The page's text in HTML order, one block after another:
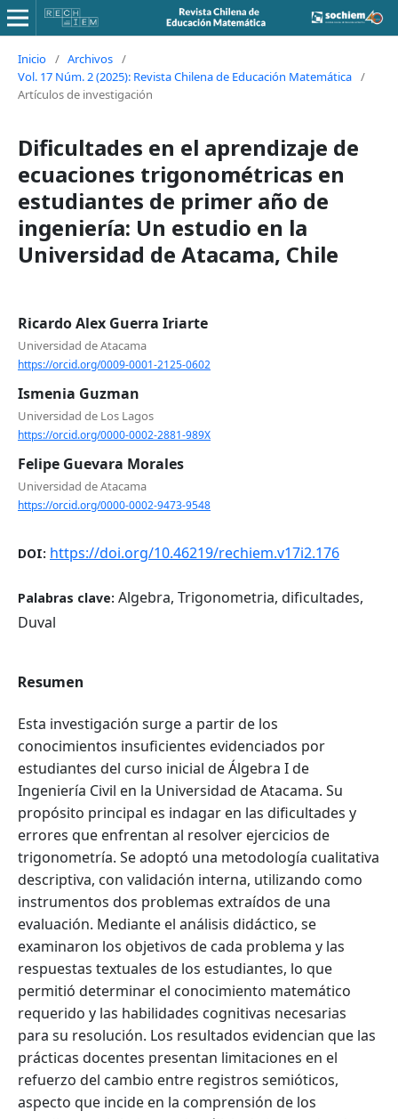
Inicio / Archivos /
Vol. 17 Núm. 2 (2025): Revista Chilena de Educación Matemática /
Artículos de investigación
Dificultades en el aprendizaje de
ecuaciones trigonométricas en
estudiantes de primer año de
ingeniería: Un estudio en la
Universidad de Atacama, Chile
Ricardo Alex Guerra Iriarte
Universidad de Atacama
https://orcid.org/0009-0001-2125-0602
Ismenia Guzman
Universidad de Los Lagos
https://orcid.org/0000-0002-2881-989X
Felipe Guevara Morales
Universidad de Atacama
https://orcid.org/0000-0002-9473-9548
DOI: https://doi.org/10.46219/rechiem.v17i2.176
Palabras clave: Algebra, Trigonometria, dificultades,
Duval
Resumen
Esta investigación surge a partir de los
conocimientos insuficientes evidenciados por
estudiantes del curso inicial de Álgebra I de
Ingeniería Civil en la Universidad de Atacama. Su
propósito principal es indagar en las dificultades y
errores que enfrentan al resolver ejercicios de
trigonometría. Se adoptó una metodología cualitativa
descriptiva, con validación interna, utilizando como
instrumentos dos problemas extraídos de una
evaluación. Mediante el análisis didáctico, se
examinaron los objetivos de cada problema y las
respuestas textuales de los estudiantes, lo que
permitió determinar el conocimiento matemático
requerido y las habilidades cognitivas necesarias
para su resolución. Los resultados evidencian que las
prácticas docentes presentan limitaciones en el
refuerzo del cambio entre registros semióticos,
aspecto que incide en la comprensión de los